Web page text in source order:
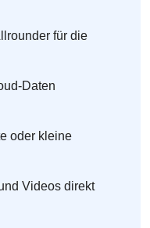
für die
Daten
oder kleine
Videos direkt